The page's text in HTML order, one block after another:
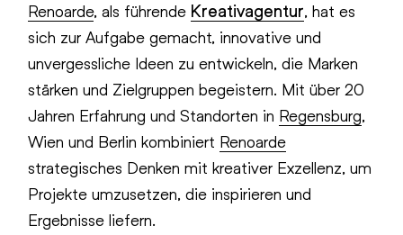
Renoarde, als führende Kreativagentur, hat es
sich zur Aufgabe gemacht, innovative und
unvergessliche Ideen zu entwickeln, die Marken
stärken und Zielgruppen begeistern. Mit über 20
Jahren Erfahrung und Standorten in Regensburg,
Wien und Berlin kombiniert Renoarde
strategisches Denken mit kreativer Exzellenz, um
Projekte umzusetzen, die inspirieren und
Ergebnisse liefern.